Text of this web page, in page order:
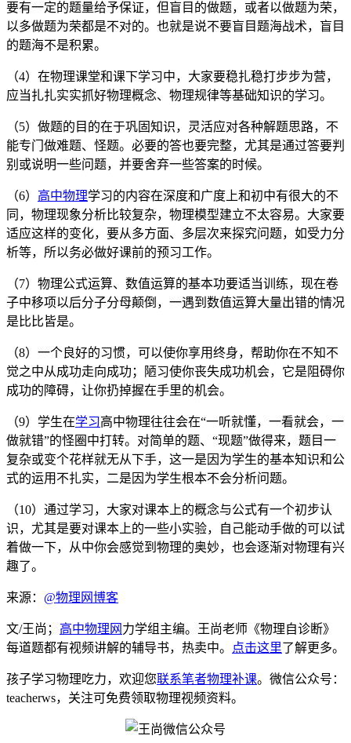
要有一定的题量给予保证，但盲目的做题，或者以做题为荣，
以多做题为荣都是不对的。也就是说不要盲目题海战术，盲目
的题海不是积累。
（4）在物理课堂和课下学习中，大家要稳扎稳打步步为营，
应当扎扎实实抓好物理概念、物理规律等基础知识的学习。
（5）做题的目的在于巩固知识，灵活应对各种解题思路，不
能专门做难题、怪题。必要的答也要完整，尤其是通过答要判
别或说明一些问题，并要舍弃一些答案的时候。
（6） 高中物理学习的内容在深度和广度上和初中有很大的不
同，物理现象分析比较复杂，物理模型建立不太容易。大家要
适应这样的变化，要从多方面、多层次来探究问题，如受力分
析等，所以务必做好课前的预习工作。
（7）物理公式运算、数值运算的基本功要适当训练，现在卷
子中移项以后分子分母颠倒，一遇到数值运算大量出错的情况
是比比皆是。
（8）一个良好的习惯，可以使你享用终身，帮助你在不知不
觉之中从成功走向成功；陋习使你丧失成功机会，它是阻碍你
成功的障碍，让你扔掉握在手里的机会。
（9）学生在学习高中物理往往会在“一听就懂，一看就会，一
做就错”的怪圈中打转。对简单的题、“现题”做得来，题目一
复杂或变个花样就无从下手，这一是因为学生的基本知识和公
式的运用不扎实，二是因为学生根本不会分析问题。
（10）通过学习，大家对课本上的概念与公式有一个初步认
识，尤其是要对课本上的一些小实验，自己能动手做的可以试
着做一下，从中你会感觉到物理的奥妙，也会逐渐对物理有兴
趣了。
来源： @物理网博客
文/王尚； 高中物理网 力学组主编。王尚老师《物理自诊断》
每道题都有视频讲解的辅导书，热卖中。
点击这里了解更多。
孩子学习物理吃力，欢迎您联系笔者物理补课。微信公众号：
teacherws，关注可免费领取物理视频资料。